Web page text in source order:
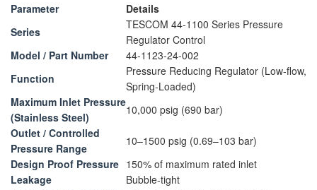
Parameter
Details
Series
TESCOM 44-1100 Series Pressure
Regulator Control
Model / Part Number
44-1123-24-002
Function
Pressure Reducing Regulator (Low-flow,
Spring-Loaded)
Maximum Inlet Pressure
(Stainless Steel)
10,000 psig (690 bar)
Outlet / Controlled
Pressure Range
10–1500 psig (0.69–103 bar)
Design Proof Pressure 150% of maximum rated inlet
Leakage
Bubble-tight